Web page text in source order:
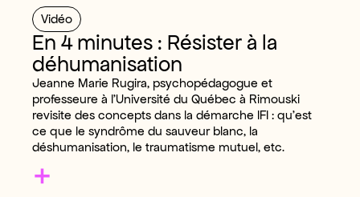
Vidéo
En 4 minutes : Résister à la
déhumanisation
Jeanne Marie Rugira, psychopédagogue et
professeure à l’Université du Québec à Rimouski
revisite des concepts dans la démarche IFI : qu’est
ce que le syndrôme du sauveur blanc, la
déshumanisation, le traumatisme mutuel, etc.
+